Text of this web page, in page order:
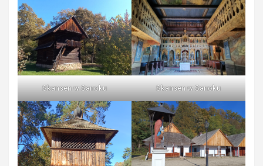
Skansen w Sanoku Skansen w Sanoku